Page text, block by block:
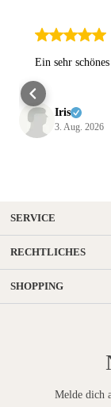
Ein sehr
Iris
3. Aug. 2026
SERVICE
RECHTLICHES
SHOPPING
Melde dich